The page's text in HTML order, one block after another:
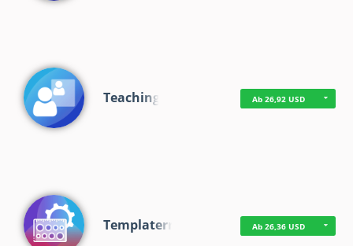
Teaching Ab 26,92 USD
Templaterr Ab 26,36 USD